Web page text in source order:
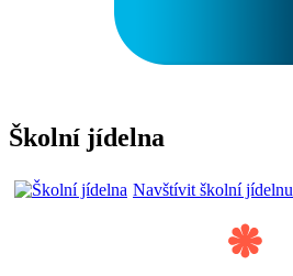
Školní jídelna
Navštívit školní jídelnu